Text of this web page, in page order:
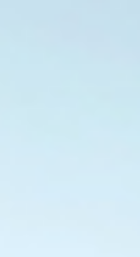
د.أيمن خالد